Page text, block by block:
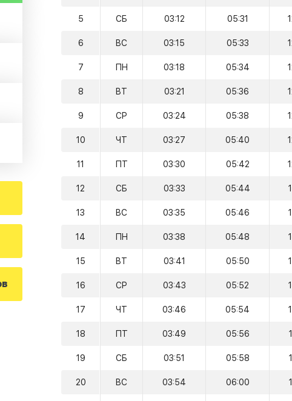
5 СБ 03:12 05:31
6 ВС 03:15 05:33
7 ПН 03:18 05:34
8 ВТ 03:21 05:36
9 СР 03:24 05:38
10 ЧТ 03:27 05:40
11 ПТ 03:30 05:42
12 СБ 03:33 05:44
13 ВС 03:35 05:46
14 ПН 03:38 05:48
15 ВТ 03:41 05:50
16 СР 03:43 05:52
17 ЧТ 03:46 05:54
18 ПТ 03:49 05:56
19 СБ 03:51 05:58
20 ВС 03:54 06:00